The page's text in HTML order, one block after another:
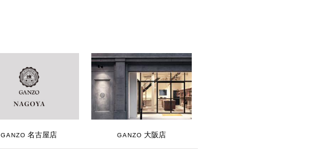
2025年12月 [2]
2025年11月 [6]
2025年10月 [8]
2025年9月 [8]
GANZO 名古屋店 GANZO 大阪店